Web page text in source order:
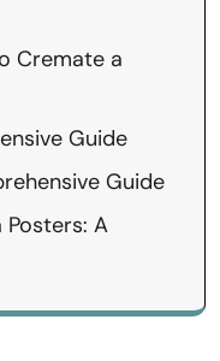
Cremate a
Guide
Guide
Posters: A